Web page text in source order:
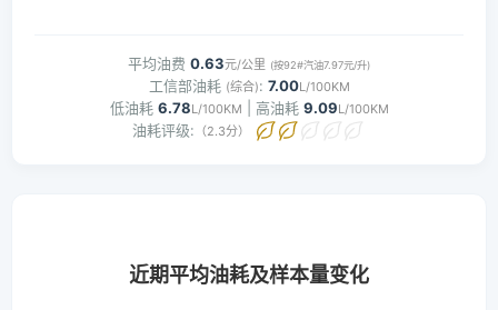
平均油费 0.63元/公里 (按92#汽油7.97元/升)
工信部油耗 (综合): 7.00L/100KM
低油耗 6.78L/100KM | 高油耗 9.09L/100KM
油耗评级: （2.3分）